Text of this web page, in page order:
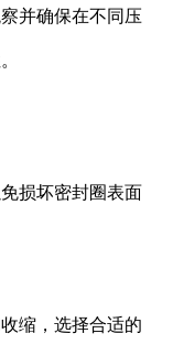
并确保在不同压
损坏密封圈表面
缩，选择合适的